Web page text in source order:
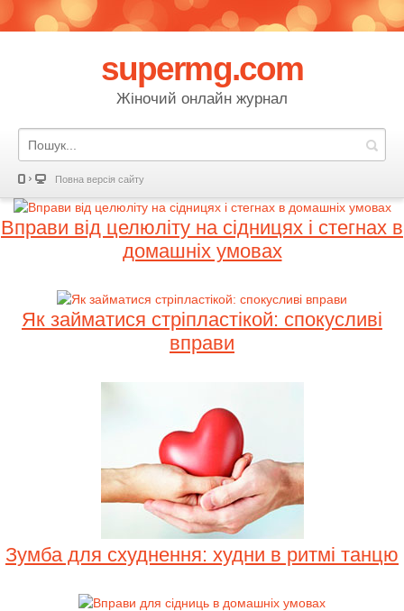
supermg.com
Жіночий онлайн журнал
Повна версія сайту
Вправи від целюліту на сідницях і стегнах в
домашніх умовах
Як займатися стріпластікой: спокусливі
вправи
Зумба для схуднення: худни в ритмі танцю